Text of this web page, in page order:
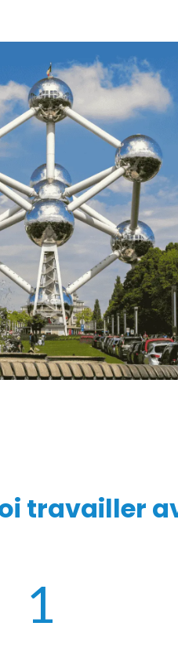
travailler
1